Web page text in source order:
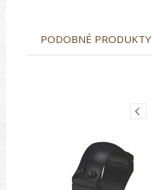
PODOBNÉ PRODUKTY